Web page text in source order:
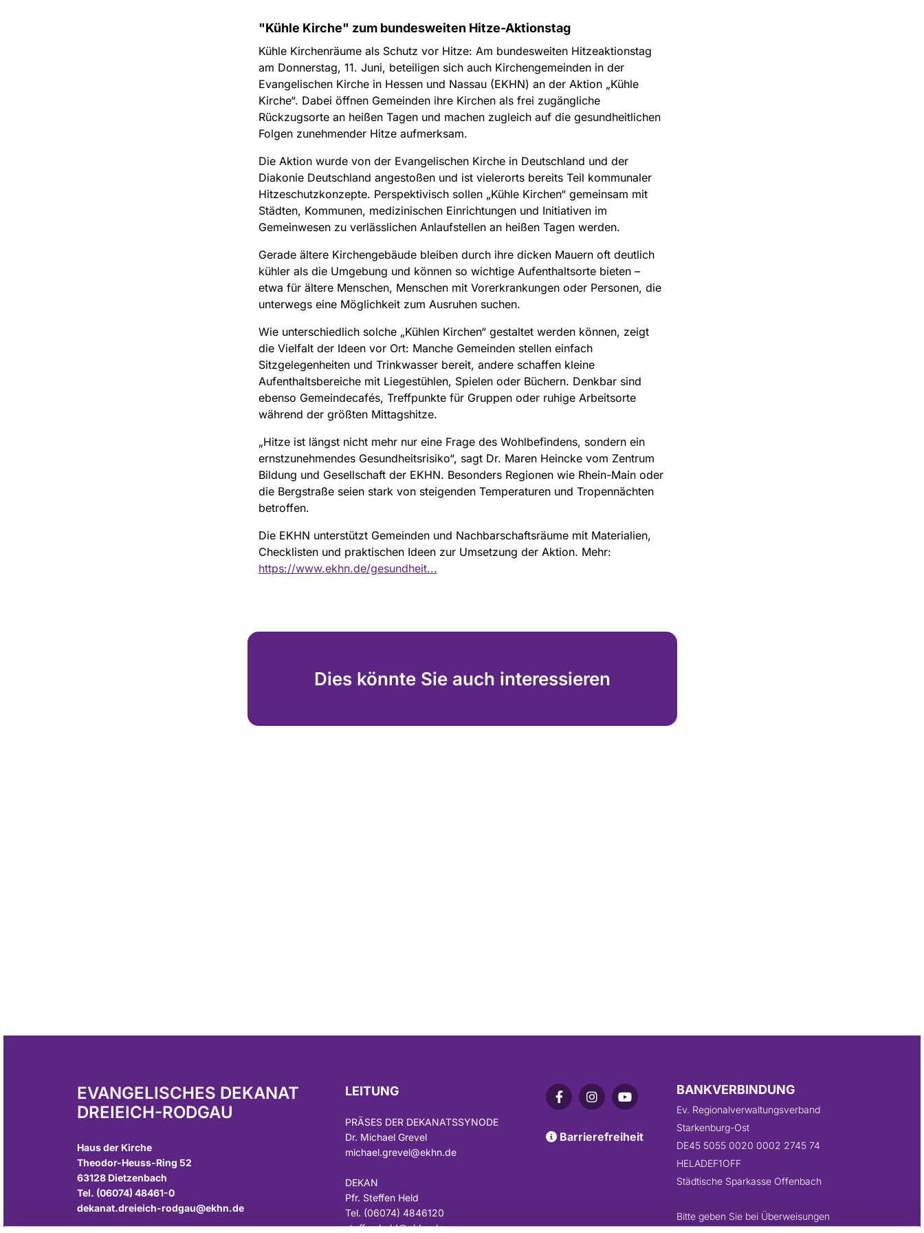
"Kühle Kirche" zum bundesweiten Hitze-Aktionstag
Kühle Kirchenräume als Schutz vor Hitze: Am bundesweiten Hitzeaktionstag
am Donnerstag, 11. Juni, beteiligen sich auch Kirchengemeinden in der
Evangelischen Kirche in Hessen und Nassau (EKHN) an der Aktion „Kühle
Kirche“. Dabei öffnen Gemeinden ihre Kirchen als frei zugängliche
Rückzugsorte an heißen Tagen und machen zugleich auf die gesundheitlichen
Folgen zunehmender Hitze aufmerksam.
Die Aktion wurde von der Evangelischen Kirche in Deutschland und der
Diakonie Deutschland angestoßen und ist vielerorts bereits Teil kommunaler
Hitzeschutzkonzepte. Perspektivisch sollen „Kühle Kirchen“ gemeinsam mit
Städten, Kommunen, medizinischen Einrichtungen und Initiativen im
Gemeinwesen zu verlässlichen Anlaufstellen an heißen Tagen werden.
Gerade ältere Kirchengebäude bleiben durch ihre dicken Mauern oft deutlich
kühler als die Umgebung und können so wichtige Aufenthaltsorte bieten –
etwa für ältere Menschen, Menschen mit Vorerkrankungen oder Personen, die
unterwegs eine Möglichkeit zum Ausruhen suchen.
Wie unterschiedlich solche „Kühlen Kirchen“ gestaltet werden können, zeigt
die Vielfalt der Ideen vor Ort: Manche Gemeinden stellen einfach
Sitzgelegenheiten und Trinkwasser bereit, andere schaffen kleine
Aufenthaltsbereiche mit Liegestühlen, Spielen oder Büchern. Denkbar sind
ebenso Gemeindecafés, Treffpunkte für Gruppen oder ruhige Arbeitsorte
während der größten Mittagshitze.
„Hitze ist längst nicht mehr nur eine Frage des Wohlbefindens, sondern ein
ernstzunehmendes Gesundheitsrisiko“, sagt Dr. Maren Heincke vom Zentrum
Bildung und Gesellschaft der EKHN. Besonders Regionen wie Rhein-Main oder
die Bergstraße seien stark von steigenden Temperaturen und Tropennächten
betroffen.
Die EKHN unterstützt Gemeinden und Nachbarschaftsräume mit Materialien,
Checklisten und praktischen Ideen zur Umsetzung der Aktion. Mehr:
https://www.ekhn.de/gesundheit...
Dies könnte Sie auch interessieren
EVANGELISCHES DEKANAT
DREIEICH-RODGAU
Haus der Kirche
Theodor-Heuss-Ring 52
63128 Dietzenbach
Tel. (06074) 48461-0
dekanat.dreieich-rodgau@ekhn.de
LEITUNG
PRÄSES DER DEKANATSSYNODE
Dr. Michael Grevel
michael.grevel@ekhn.de
DEKAN
Pfr. Steffen Held
Tel. (06074) 4846120
steffen.held@ekhn.de
 Barrierefreiheit
BANKVERBINDUNG
Ev. Regionalverwaltungsverband
Starkenburg-Ost
DE45 5055 0020 0002 2745 74
HELADEF1OFF
Städtische Sparkasse Offenbach
Bitte geben Sie bei Überweisungen